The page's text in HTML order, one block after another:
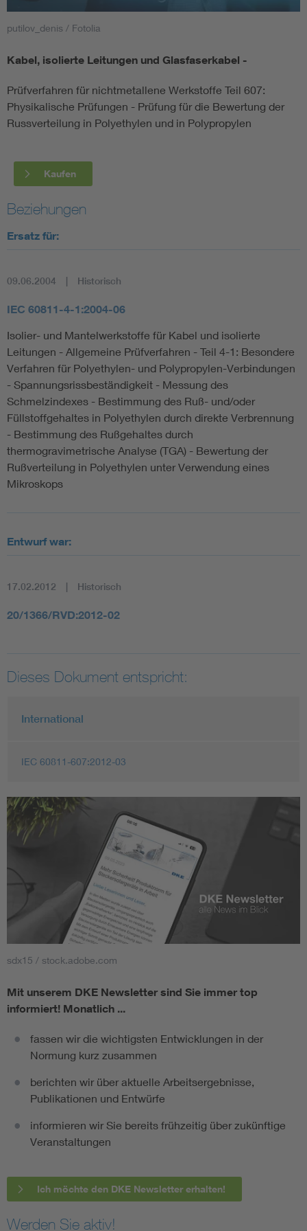
Smart Cities
DKE Fachinformationen im Kontext der Normung
Blitzschutz: DIN EN 62305 in der Übersicht
Cybersecurity in der Industrieautomatisierung
DIN VDE 0100 für sichere Elektroinstallationen
putilov_denis / Fotolia
Kabel, isolierte Leitungen und Glasfaserkabel -
Prüfverfahren für nichtmetallene Werkstoffe Teil 607:
Physikalische Prüfungen - Prüfung für die Bewertung der
Russverteilung in Polyethylen und in Polypropylen
Kaufen
Beziehungen
Ersatz für:
09.06.2004 Historisch
IEC 60811-4-1:2004-06
Isolier- und Mantelwerkstoffe für Kabel und isolierte
Leitungen - Allgemeine Prüfverfahren - Teil 4-1: Besondere
Verfahren für Polyethylen- und Polypropylen-Verbindungen
- Spannungsrissbeständigkeit - Messung des
Schmelzindexes - Bestimmung des Ruß- und/oder
Füllstoffgehaltes in Polyethylen durch direkte Verbrennung
- Bestimmung des Rußgehaltes durch
thermogravimetrische Analyse (TGA) - Bewertung der
Rußverteilung in Polyethylen unter Verwendung eines
Mikroskops
Entwurf war:
17.02.2012 Historisch
20/1366/RVD:2012-02
Dieses Dokument entspricht:
International
IEC 60811-607:2012-03
sdx15 / stock.adobe.com
Mit unserem DKE Newsletter sind Sie immer top
informiert! Monatlich ...
fassen wir die wichtigsten Entwicklungen in der
Normung kurz zusammen
berichten wir über aktuelle Arbeitsergebnisse,
Publikationen und Entwürfe
informieren wir Sie bereits frühzeitig über zukünftige
Veranstaltungen
Ich möchte den DKE Newsletter erhalten!
Werden Sie aktiv!